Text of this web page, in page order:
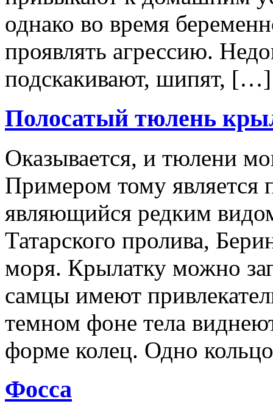
однако во время
проявлять агрессию.
подскакивают, шипят, […]
Полосатый тюлень
Оказывается, и тюлени
Примером тому является
являющийся редким
Татарского пролива,
моря. Крылатку можно
самцы имеют
темном фоне тела
форме колец. Одно
Фосса